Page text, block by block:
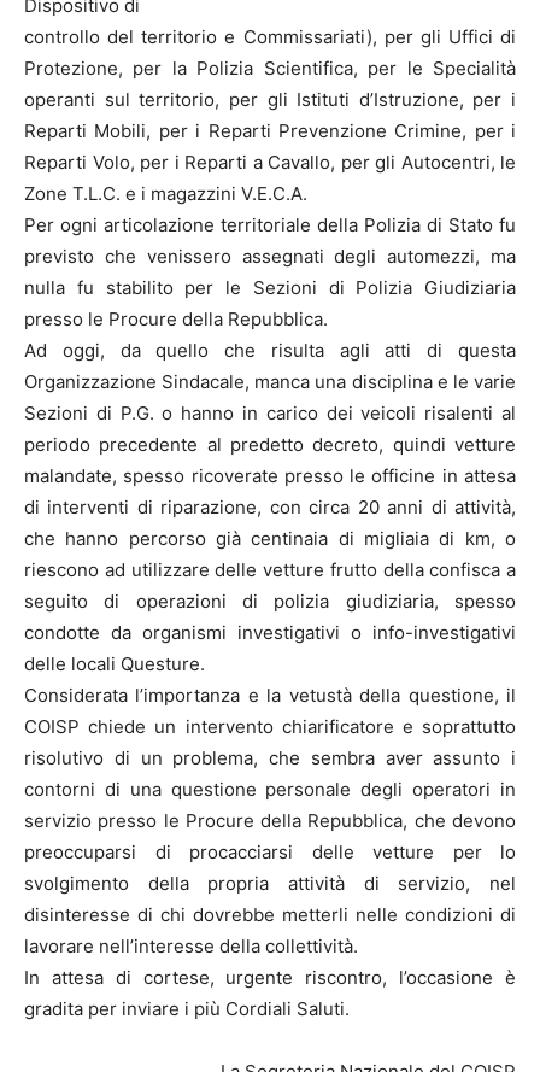
Dispositivo di
controllo del territorio e Commissariati), per gli Uffici di
Protezione, per la Polizia Scientifica, per le Specialità
operanti sul territorio, per gli Istituti d’Istruzione, per i
Reparti Mobili, per i Reparti Prevenzione Crimine, per i
Reparti Volo, per i Reparti a Cavallo, per gli Autocentri, le
Zone T.L.C. e i magazzini V.E.C.A.
Per ogni articolazione territoriale della Polizia di Stato fu
previsto che venissero assegnati degli automezzi, ma
nulla fu stabilito per le Sezioni di Polizia Giudiziaria
presso le Procure della Repubblica.
Ad oggi, da quello che risulta agli atti di questa
Organizzazione Sindacale, manca una disciplina e le varie
Sezioni di P.G. o hanno in carico dei veicoli risalenti al
periodo precedente al predetto decreto, quindi vetture
malandate, spesso ricoverate presso le officine in attesa
di interventi di riparazione, con circa 20 anni di attività,
che hanno percorso già centinaia di migliaia di km, o
riescono ad utilizzare delle vetture frutto della confisca a
seguito di operazioni di polizia giudiziaria, spesso
condotte da organismi investigativi o info-investigativi
delle locali Questure.
Considerata l’importanza e la vetustà della questione, il
COISP chiede un intervento chiarificatore e soprattutto
risolutivo di un problema, che sembra aver assunto i
contorni di una questione personale degli operatori in
servizio presso le Procure della Repubblica, che devono
preoccuparsi di procacciarsi delle vetture per lo
svolgimento della propria attività di servizio, nel
disinteresse di chi dovrebbe metterli nelle condizioni di
lavorare nell’interesse della collettività.
In attesa di cortese, urgente riscontro, l’occasione è
gradita per inviare i più Cordiali Saluti.